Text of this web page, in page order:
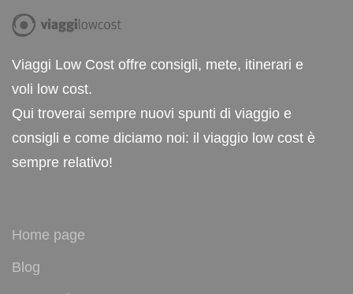
Viaggi Low Cost offre consigli, mete, itinerari e
voli low cost.
Qui troverai sempre nuovi spunti di viaggio e
consigli e come diciamo noi: il viaggio low cost è
sempre relativo!
Home page
Blog